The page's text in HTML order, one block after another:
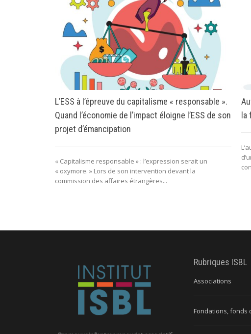
L’ESS à l’épreuve du capitalisme « responsable ».
Quand l’économie de l’impact éloigne l’ESS de son
projet d’émancipation
« Capitalisme responsable » : l’expression serait un
« oxymore. » Lors de son intervention devant la
commission des affaires étrangères...
la
Rubriques ISBL
Associations
Fondations, fonds